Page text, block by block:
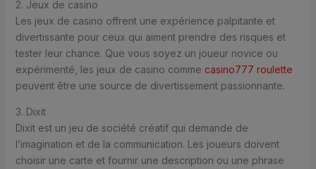
2. Jeux de casino
Les jeux de casino offrent une expérience palpitante et
divertissante pour ceux qui aiment prendre des risques et
tester leur chance. Que vous soyez un joueur novice ou
expérimenté, les jeux de casino comme casino777 roulette
peuvent être une source de divertissement passionnante.
3. Dixit
Dixit est un jeu de société créatif qui demande de
l’imagination et de la communication. Les joueurs doivent
choisir une carte et fournir une description ou une phrase